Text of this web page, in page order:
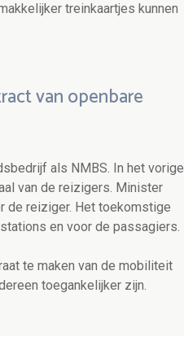
treinkaartjes kunnen
van openbare
als NMBS. In het vorige
van de reizigers. Minister
de reiziger. Het toekomstige
en voor de passagiers.
te maken van de mobiliteit
toegankelijker zijn.